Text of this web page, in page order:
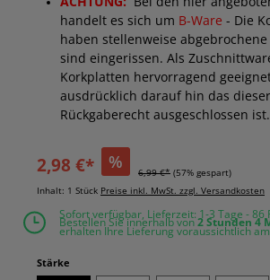
handelt es sich um B-Ware - Die
haben stellenweise abgebrochene
sind eingerissen. Als
Korkplatten hervorragend
ausdrücklich darauf hin das
Rückgaberecht ausgeschlossen ist.
2,98 €* %
6,99 €* (57% gespart)
Inhalt: 1 Stück Preise inkl. MwSt. zzgl. Versandkosten
Sofort verfügbar, Lieferzeit: 1-3 Tage - 86
Bestellen Sie innerhalb von2 Stunden 4
erhalten Ihre Lieferung voraussichtlich
Stärke